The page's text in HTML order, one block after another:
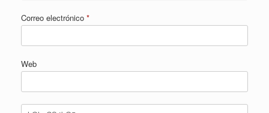
Correo electrónico *
Web